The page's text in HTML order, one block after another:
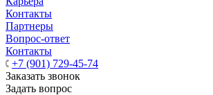
Контакты
Партнеры
Вопрос-ответ
Контакты
+7 (901) 729-45-74
Заказать звонок
Задать вопрос